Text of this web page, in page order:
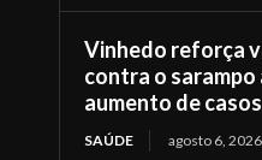
Vinhedo reforça
contra o sarampo
aumento de
SAÚDE agosto 6, 2026